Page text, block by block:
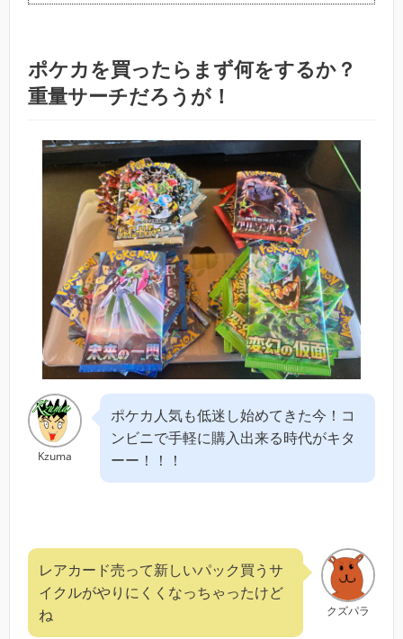
ポケカを買ったらまず何をするか？
重量サーチだろうが！
Kzuma
ポケカ人気も低迷し始めてきた今！コ
ンビニで手軽に購入出来る時代がキタ
ーー！！！
クズパラ
レアカード売って新しいパック買うサ
イクルがやりにくくなっちゃったけど
ね